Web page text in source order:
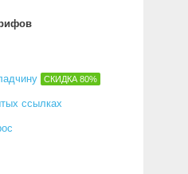
СКИДКА 80%
ссылках